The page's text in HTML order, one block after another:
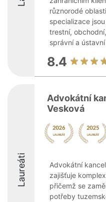
různorodé
specializace
trestní,
správní a ústavní
8.4
Laureáti
Advokátní
Vesková
Advokátní
zajišťuje
přičemž se
potřeby